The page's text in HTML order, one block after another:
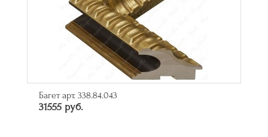
Багет арт. 338.84.043
31555 руб.